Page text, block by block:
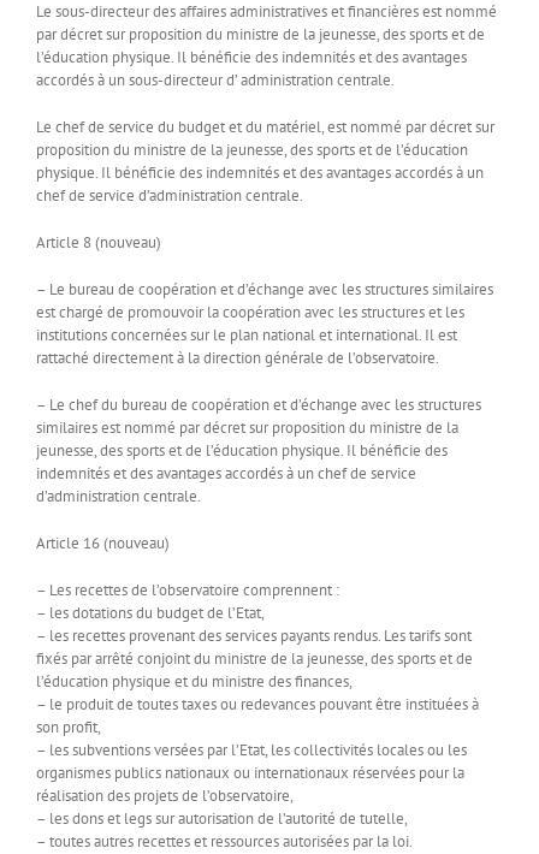
Le sous-directeur des affaires administratives et financières est nommé
par décret sur proposition du ministre de la jeunesse, des sports et de
l’éducation physique. Il bénéficie des indemnités et des avantages
accordés à un sous-directeur d’ administration centrale.
Le chef de service du budget et du matériel, est nommé par décret sur
proposition du ministre de la jeunesse, des sports et de l’éducation
physique. Il bénéficie des indemnités et des avantages accordés à un
chef de service d’administration centrale.
Article 8 (nouveau)
– Le bureau de coopération et d’échange avec les structures similaires
est chargé de promouvoir la coopération avec les structures et les
institutions concernées sur le plan national et international. Il est
rattaché directement à la direction générale de l’observatoire.
– Le chef du bureau de coopération et d’échange avec les structures
similaires est nommé par décret sur proposition du ministre de la
jeunesse, des sports et de l’éducation physique. Il bénéficie des
indemnités et des avantages accordés à un chef de service
d’administration centrale.
Article 16 (nouveau)
– Les recettes de l’observatoire comprennent :
– les dotations du budget de l’Etat,
– les recettes provenant des services payants rendus. Les tarifs sont
fixés par arrêté conjoint du ministre de la jeunesse, des sports et de
l’éducation physique et du ministre des finances,
– le produit de toutes taxes ou redevances pouvant être instituées à
son profit,
– les subventions versées par l’Etat, les collectivités locales ou les
organismes publics nationaux ou internationaux réservées pour la
réalisation des projets de l’observatoire,
– les dons et legs sur autorisation de l’autorité de tutelle,
– toutes autres recettes et ressources autorisées par la loi.